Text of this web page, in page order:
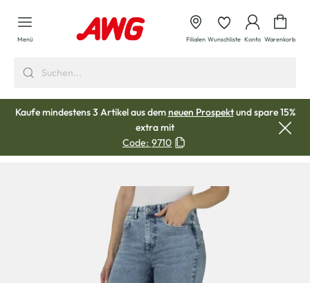
springen
Menü Filialen Wunschliste Konto Warenkorb
Kaufe mindestens 3 Artikel aus demneuen Prospektund spare 15%
extra mit
Code: 9710